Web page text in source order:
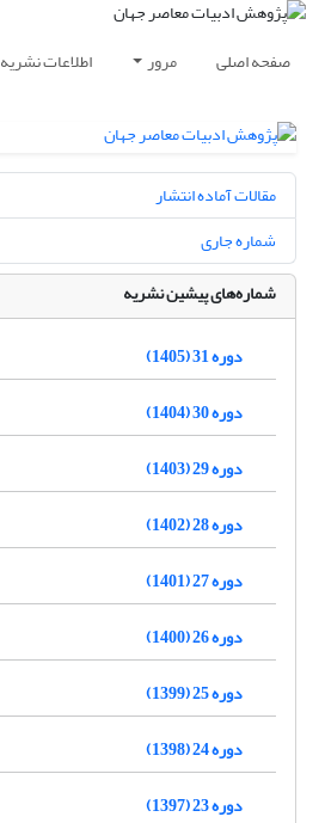
صفحه اصلی مرور اطلاعات نشریه
مقالات آماده انتشار
شماره جاری
شماره‌های پیشین نشریه
دوره 31 (1405)
دوره 30 (1404)
دوره 29 (1403)
دوره 28 (1402)
دوره 27 (1401)
دوره 26 (1400)
دوره 25 (1399)
دوره 24 (1398)
دوره 23 (1397)